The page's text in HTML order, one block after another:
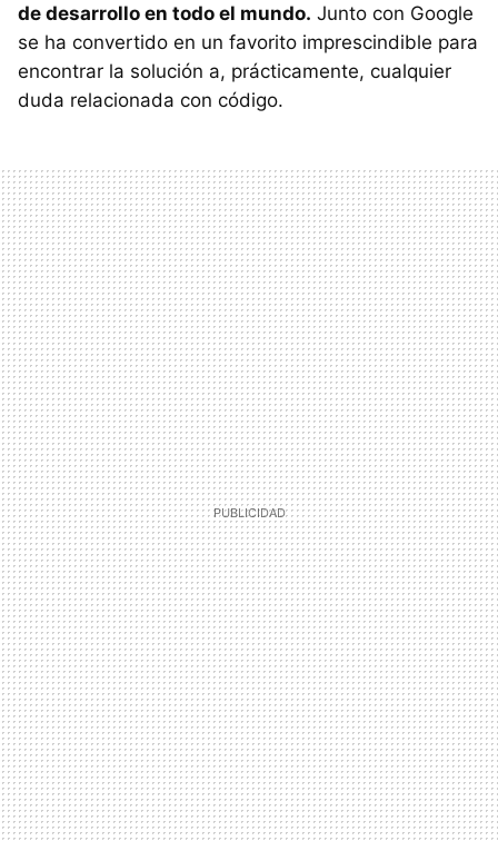
de desarrollo en todo el mundo. Junto con Google
se ha convertido en un favorito imprescindible para
encontrar la solución a, prácticamente, cualquier
duda relacionada con código.